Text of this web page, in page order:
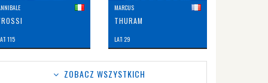
115
MARCUS
THURAM
LAT: 29
ZOBACZ WSZYSTKICH